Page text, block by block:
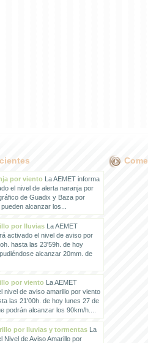
por vientoLa AEMET informa
el nivel de alerta naranja por
de Guadix y Baza por
alcanzar los...
por lluviasLa AEMET
activado el nivel de aviso por
hasta las 23'59h. de hoy
alcanzar 20mm. de
por vientoLa AEMET
nivel de aviso amarillo por viento
las 21'00h. de hoy lunes 27 de
podrán alcanzar los 90km/h....
por lluvias y tormentasLa
Nivel de Aviso Amarillo por